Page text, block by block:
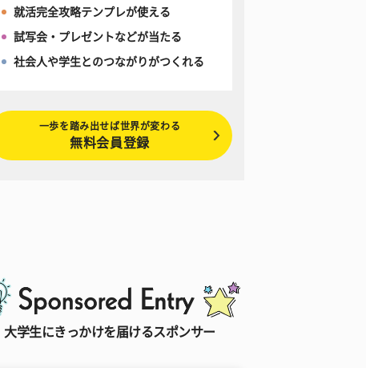
就活完全攻略テンプレが使える
試写会・プレゼントなどが当たる
社会人や学生とのつながりがつくれる
一歩を踏み出せば世界が変わる
無料会員登録
大学生にきっかけを届けるスポンサー